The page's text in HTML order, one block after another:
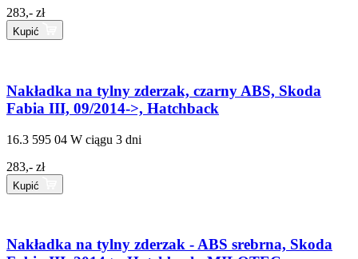
283,- zł
Kupić
Nakładka na tylny zderzak, czarny ABS, Skoda
Fabia III, 09/2014->, Hatchback
16.3 595 04 W ciągu 3 dni
283,- zł
Kupić
Nakładka na tylny zderzak - ABS srebrna, Skoda